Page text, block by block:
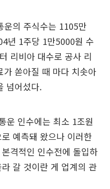
운의 주식수는 1105만
년 1주당 1만5000원 수
리비아 대수로 공사 리
쏟아질 때 마다 치솟아
넘어섰다.
운 인수에는 최소 1조원
예측돼 왔으나 이러한
격적인 인수전에 돌입하
갈 것이란 게 업계의 관